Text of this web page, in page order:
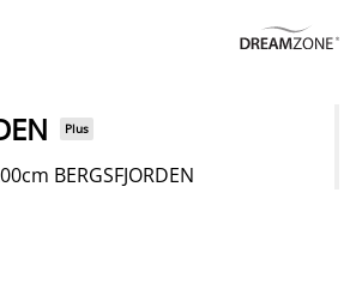
Plus
BERGSFJORDEN